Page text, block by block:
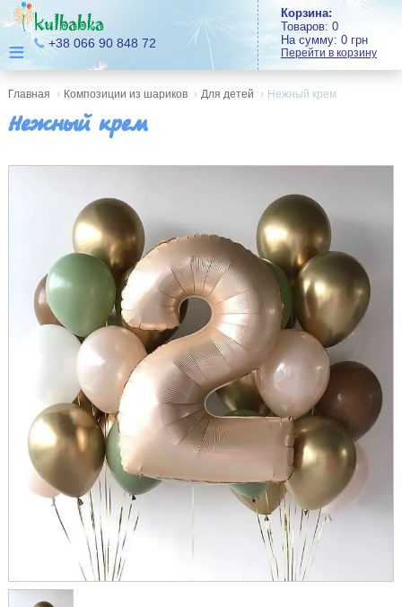
≡ +38 066 90 848 72
Корзина:
Товаров: 0
На сумму: 0 грн
Перейти в корзину
Главная › Композиции из шариков › Для детей › Нежный крем
Нежный крем